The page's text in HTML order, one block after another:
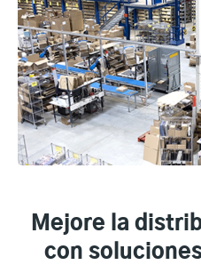
Mejore la
con